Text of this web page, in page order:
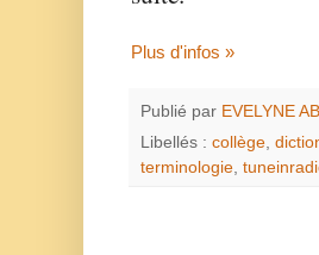
Plus d'infos »
Publié par EVELYNE
Libellés : collège,
terminologie,